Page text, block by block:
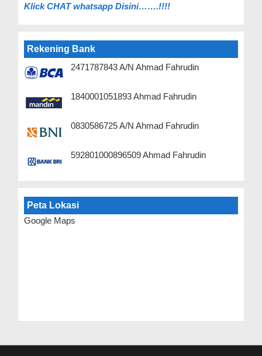
Klick CHAT whatsapp Disini…….!!!!
Rekening Bank
2471787843 A/N Ahmad Fahrudin
1840001051893 Ahmad Fahrudin
0830586725 A/N Ahmad Fahrudin
592801000896509 Ahmad Fahrudin
Peta Lokasi
Google Maps